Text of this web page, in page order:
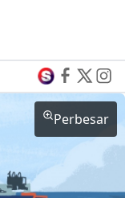
Perbesar